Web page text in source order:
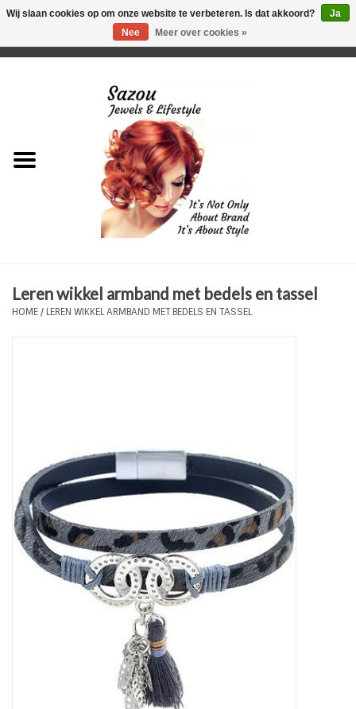
Just for Him
Plus Size Sieraden
Zonnebrillen
Fashion
ON THE BEACH
LIFESTYLE PRODUCTEN
Leren wikkel armband met bedels en tassel
HOME/ LEREN WIKKEL ARMBAND MET BEDELS EN TASSEL
Wij slaan cookies op om onze website te verbeteren. Is dat akkoord?
Ja
Nee
Meer over cookies »